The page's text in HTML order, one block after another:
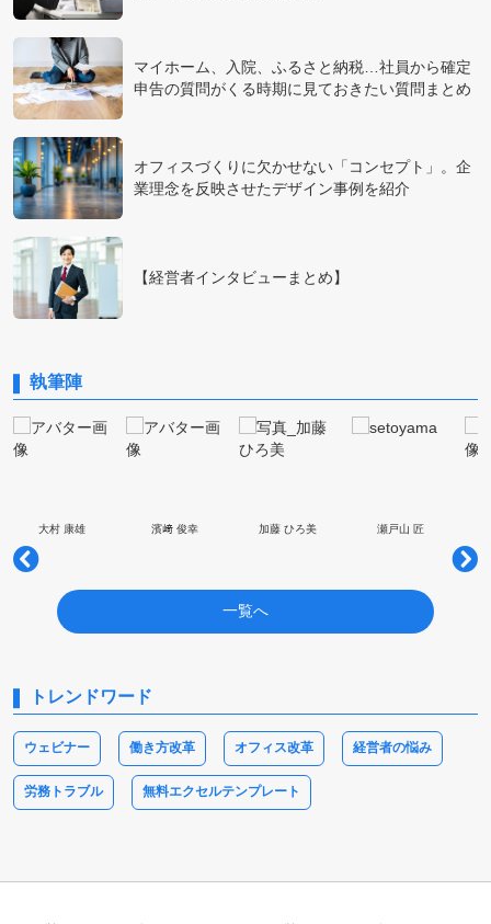
マイホーム、入院、ふるさと納税…社員から確定
申告の質問がくる時期に見ておきたい質問まとめ
オフィスづくりに欠かせない「コンセプト」。企
業理念を反映させたデザイン事例を紹介
【経営者インタビューまとめ】
執筆陣
大村 康雄 濱﨑 俊幸 加藤 ひろ美 瀬戸山 匠
一覧へ
トレンドワード
ウェビナー 働き方改革 オフィス改革 経営者の悩み
労務トラブル 無料エクセルテンプレート